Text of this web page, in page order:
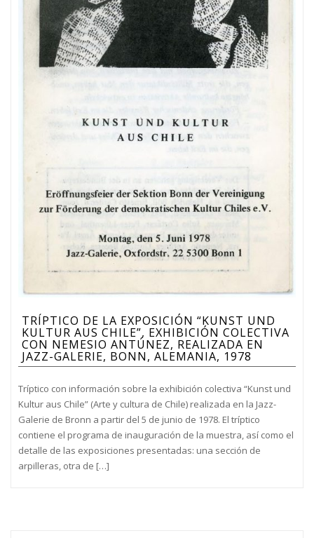
TRÍPTICO DE LA EXPOSICIÓN “KUNST UND
KULTUR AUS CHILE”, EXHIBICIÓN COLECTIVA
CON NEMESIO ANTÚNEZ, REALIZADA EN
JAZZ-GALERIE, BONN, ALEMANIA, 1978
Tríptico con información sobre la exhibición colectiva “Kunst und
Kultur aus Chile” (Arte y cultura de Chile) realizada en la Jazz-
Galerie de Bronn a partir del 5 de junio de 1978. El tríptico
contiene el programa de inauguración de la muestra, así como el
detalle de las exposiciones presentadas: una sección de
arpilleras, otra de […]